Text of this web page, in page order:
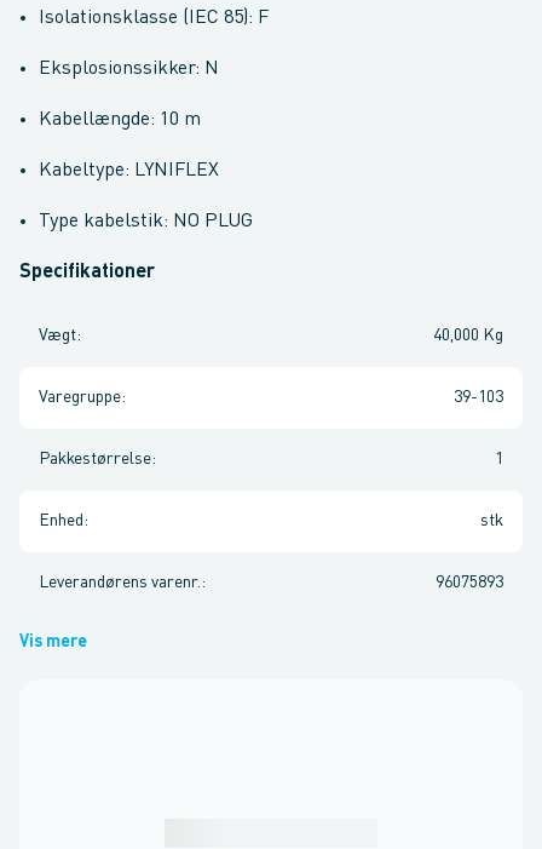
Isolationsklasse (IEC 85): F
Eksplosionssikker: N
Kabellængde: 10 m
Kabeltype: LYNIFLEX
Type kabelstik: NO PLUG
Specifikationer
Vægt: 40,000 Kg
Varegruppe: 39-103
Pakkestørrelse: 1
Enhed : stk
Leverandørens varenr. : 96075893
Vis mere